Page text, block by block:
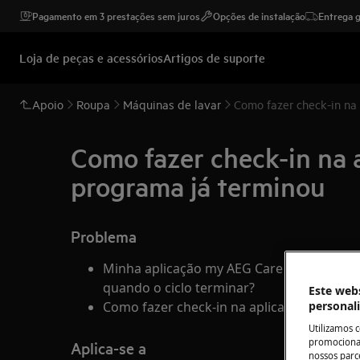
Pagamento em 3 prestações sem juros Opções de instalação Entrega
Loja de peças e acessóriosArtigos de suporte
Apoio Roupa Máquinas de lavar Como fazer check-in
Como fazer check-in na
programa já terminou
Problema
Minha aplicação my AEG Care / minha
quando o ciclo terminar?
Como fazer check-in na aplicação se o
Aplica-se a
Este
Utilizamos
nossos